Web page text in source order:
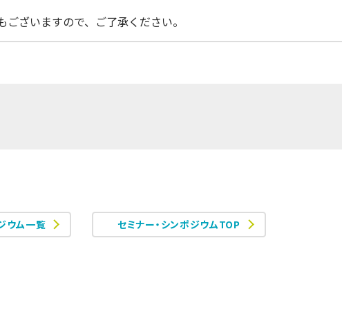
ざいますので、ご了承ください。
ウム一覧 セミナー・シンポジウムTOP